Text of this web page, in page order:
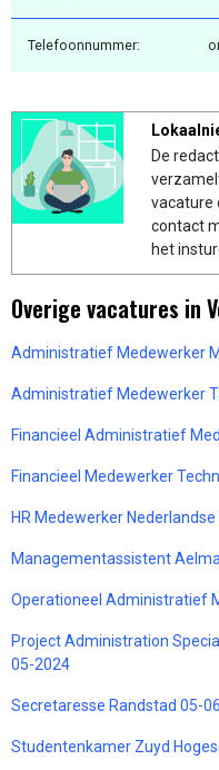
Telefoonnummer:
De
vacature
contact
het
Overige vacatures in
Administratief Medewerker
Administratief Medewerker
Financieel Administratief
Financieel Medewerker
HR Medewerker
Managementassistent
Operationeel Administratief
Project Administration
05-2024
Secretaresse Randstad 05-
Studentenkamer Zuyd